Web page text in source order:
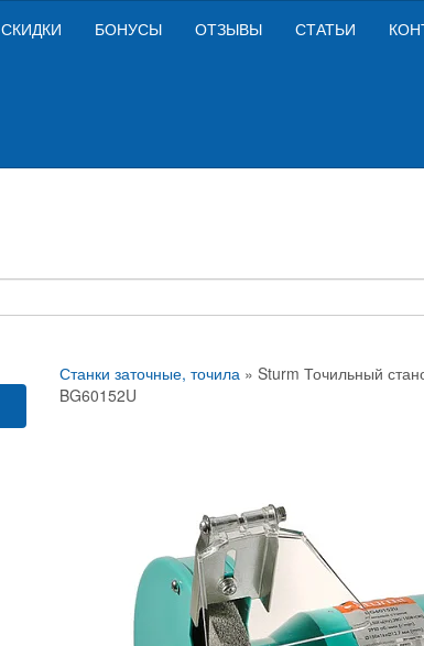
СКИДКИ БОНУСЫ ОТЗЫВЫ СТАТЬИ
Станки заточные, точила » Sturm Точильный
BG60152U